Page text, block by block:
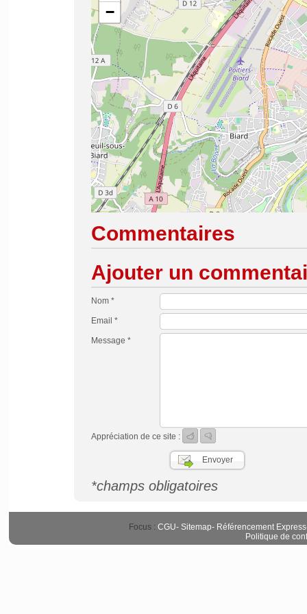
−
Commentaires
Ajouter un
Nom *
Email *
Message *
Appréciation de ce site :
*champs obligatoires
Focus : CGU- Sitemap- Référencement Express
Politique de